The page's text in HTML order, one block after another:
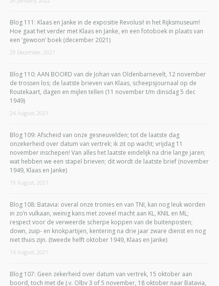
Blog 111: Klaas en Janke in de expositie Revolusi! in het Rijksmuseum!
Hoe gaat het verder met Klaas en Janke, en een fotoboek in plaats van
een ‘gewoon’ boek (december 2021)
29 December, 2021
Blog 110: AAN BOORD van de Johan van Oldenbarnevelt, 12 november
de trossen los; de laatste brieven van Klaas, scheepsjournaal op de
Routekaart, dagen en mijlen tellen (11 november t/m dinsdag 5 dec
1949)
24 August, 2021
Blog 109: Afscheid van onze gesneuvelden; tot de laatste dag
onzekerheid over datum van vertrek; ik zit op wacht; vrijdag 11
november inschepen! Van alles het laatste eindelijk na drie lange jaren;
wat hebben we een stapel brieven; dit wordt de laatste brief (november
1949, Klaas en Janke)
19 August, 2021
Blog 108: Batavia: overal onze tronies en van TNI, kan nog leuk worden
in zo’n vulkaan, weinig kans met zoveel macht aan KL, KNIL en ML;
respect voor de verweerde scherpe koppen van de buitenposten;
down, zuip- en knokpartijen, kentering na drie jaar zware dienst en nog
niet thuis zijn. (tweede helft oktober 1949, Klaas en Janke)
14 August, 2021
Blog 107: Geen zekerheid over datum van vertrek, 15 oktober aan
boord, toch met de J.v. Olbv 3 of 5 november, 18 oktober naar Batavia,